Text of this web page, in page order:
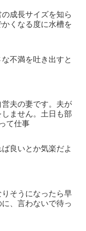
成長サイズを知ら
くなる度に水槽を
不満を吐き出すと
夫の妻です。夫が
ません。土日も部
て仕事
良いとか気楽だよ
そうになったら早
、言わないで待っ